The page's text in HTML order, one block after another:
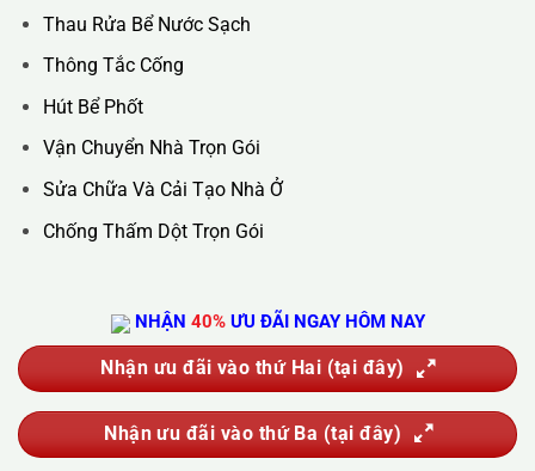
Website : https://kta.vn
DỊCH VỤ CỦA CHÚNG TÔI
Vệ Sinh Công Nghiệp
Vệ Sinh Kính Nhà Cao Tầng
Giặt Thảm, Giặt Đệm, Giặt Rèm, Giặt Sofa
Sục Rửa Đường Ống Nước Sinh Hoạt
Thau Rửa Bể Nước Sạch